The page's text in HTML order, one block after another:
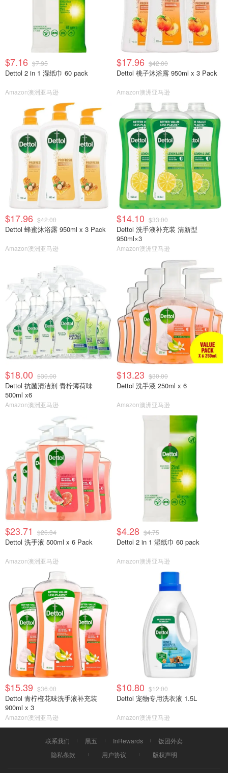
$7.16 $7.95
Dettol 2 in 1 湿纸巾 60 pack
Amazon澳洲亚马逊
$17.96 $42.00
Dettol 桃子沐浴露 950ml x 3 Pack
Amazon澳洲亚马逊
$17.96 $42.00
Dettol 蜂蜜沐浴露 950ml x 3 Pack
Amazon澳洲亚马逊
$14.10 $33.00
Dettol 洗手液补充装 清新型
950ml×3
Amazon澳洲亚马逊
$18.00 $30.00
Dettol 抗菌清洁剂 青柠薄荷味
500ml x6
Amazon澳洲亚马逊
$13.23 $30.00
Dettol 洗手液 250ml x 6
Amazon澳洲亚马逊
$23.71 $26.34
Dettol 洗手液 500ml x 6 Pack
Amazon澳洲亚马逊
$4.28 $4.75
Dettol 2 in 1 湿纸巾 60 pack
Amazon澳洲亚马逊
$15.39 $36.00
Dettol 青柠橙花味洗手液补充装
900ml x 3
Amazon澳洲亚马逊
$10.80 $12.00
Dettol 宠物专用洗衣液 1.5L
Amazon澳洲亚马逊
联系我们 黑五 InRewards
饭团外卖
隐私条款
用户协议 版权声明